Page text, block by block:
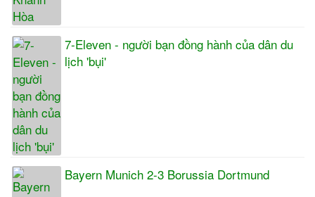
7-Eleven - người bạn đồng hành của dân du
lịch 'bụi'
Bayern Munich 2-3 Borussia Dortmund